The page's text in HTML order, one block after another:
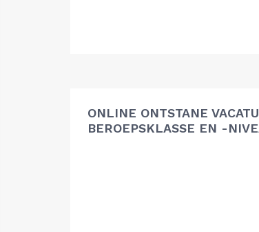
ONLINE ONTSTANE
BEROEPSKLASSE EN -